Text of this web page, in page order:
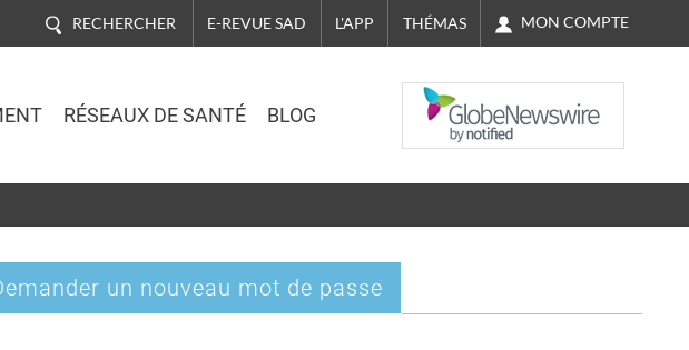
RECHERCHER E-REVUE SAD L'APP THÉMAS MON COMPTE
RÉSEAUX DE SANTÉ BLOG
NASDAQ
un nouveau mot de passe